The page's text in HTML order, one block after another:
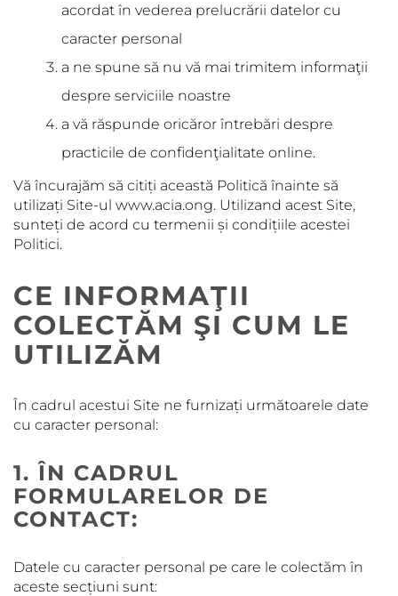
acordat în vederea prelucrării datelor cu
caracter personal
a ne spune să nu vă mai trimitem informaţii
despre serviciile noastre
a vă răspunde oricăror întrebări despre
practicile de confidenţialitate online.
Vă încurajăm să citiți această Politică înainte să
utilizați Site-ul www.acia.ong. Utilizand acest Site,
sunteți de acord cu termenii și condițiile acestei
Politici.
CE INFORMAŢII
COLECTĂM ŞI CUM LE
UTILIZĂM
În cadrul acestui Site ne furnizați următoarele date
cu caracter personal:
1. ÎN CADRUL
FORMULARELOR DE
CONTACT:
Datele cu caracter personal pe care le colectăm în
aceste secțiuni sunt: